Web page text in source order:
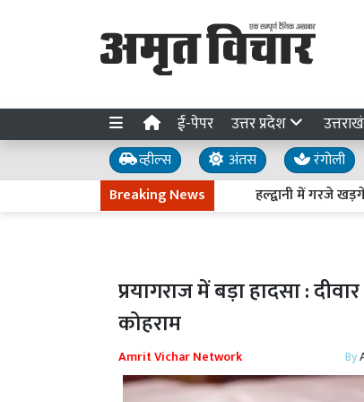
ई-पेपर उत्तर प्रदेश
व्हील्स अंतस रंगोली
Breaking News
हल्द्वानी में गरजे खड़गे :
प्रयागराज में बड़ा हादसा :
कोहराम
Amrit Vichar Network By